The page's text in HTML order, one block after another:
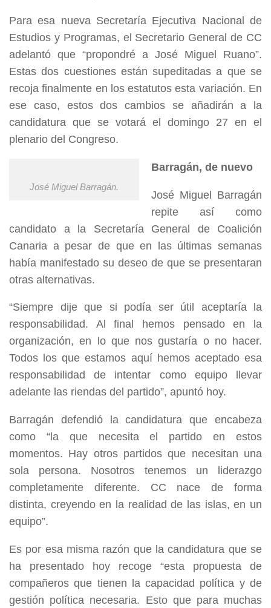
Para esa nueva Secretaría Ejecutiva Nacional de
Estudios y Programas, el Secretario General de CC
adelantó que “propondré a José Miguel Ruano”.
Estas dos cuestiones están supeditadas a que se
recoja finalmente en los estatutos esta variación. En
ese caso, estos dos cambios se añadirán a la
candidatura que se votará el domingo 27 en el
plenario del Congreso.
José Miguel Barragán.
Barragán, de nuevo
José Miguel Barragán
repite así como
candidato a la Secretaría General de Coalición
Canaria a pesar de que en las últimas semanas
había manifestado su deseo de que se presentaran
otras alternativas.
“Siempre dije que si podía ser útil aceptaría la
responsabilidad. Al final hemos pensado en la
organización, en lo que nos gustaría o no hacer.
Todos los que estamos aquí hemos aceptado esa
responsabilidad de intentar como equipo llevar
adelante las riendas del partido”, apuntó hoy.
Barragán defendió la candidatura que encabeza
como “la que necesita el partido en estos
momentos. Hay otros partidos que necesitan una
sola persona. Nosotros tenemos un liderazgo
completamente diferente. CC nace de forma
distinta, creyendo en la realidad de las islas, en un
equipo”.
Es por esa misma razón que la candidatura que se
ha presentado hoy recoge “esta propuesta de
compañeros que tienen la capacidad política y de
gestión política necesaria. Esto que para muchas